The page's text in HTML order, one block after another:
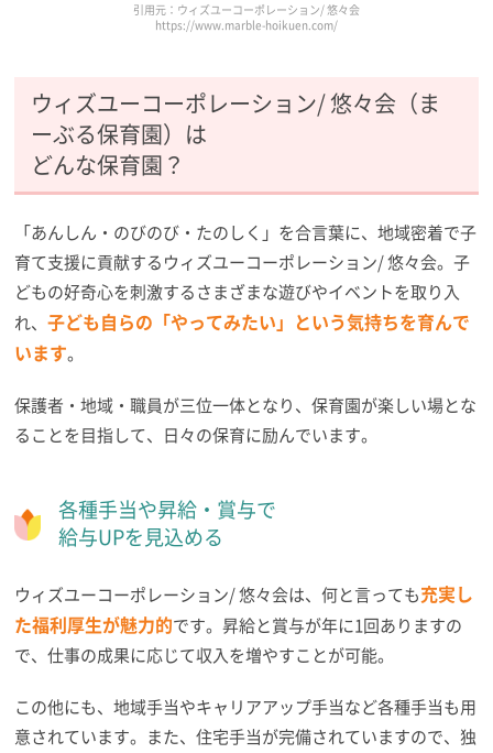
引用元：ウィズユーコーポレーション/ 悠々会
https://www.marble-hoikuen.com/
ウィズユーコーポレーション/ 悠々会（ま
ーぶる保育園）は
どんな保育園？
「あんしん・のびのび・たのしく」を合言葉に、地域密着で子
育て支援に貢献するウィズユーコーポレーション/ 悠々会。子
どもの好奇心を刺激するさまざまな遊びやイベントを取り入
れ、子ども自らの「やってみたい」という気持ちを育んで
います。
保護者・地域・職員が三位一体となり、保育園が楽しい場とな
ることを目指して、日々の保育に励んでいます。
各種手当や昇給・賞与で
給与UPを見込める
ウィズユーコーポレーション/ 悠々会は、何と言っても充実し
た福利厚生が魅力的です。昇給と賞与が年に1回ありますの
で、仕事の成果に応じて収入を増やすことが可能。
この他にも、地域手当やキャリアアップ手当など各種手当も用
意されています。また、住宅手当が完備されていますので、独